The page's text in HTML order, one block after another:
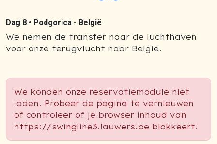
Dag 8 • Podgorica - België
We nemen de transfer naar de luchthaven
voor onze terugvlucht naar België.
We konden onze reservatiemodule niet
laden. Probeer de pagina te vernieuwen
of controleer of je browser inhoud van
https://swingline3.lauwers.be blokkeert.